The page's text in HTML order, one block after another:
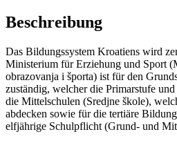
Beschreibung
Das Bildungssystem Kroatiens wird
Ministerium für Erziehung und Sport
obrazovanja i športa) ist für den
zuständig, welcher die Primarstufe
die Mittelschulen (Sredjne škole),
abdecken sowie für die tertiäre
elfjährige Schulpflicht (Grund- und